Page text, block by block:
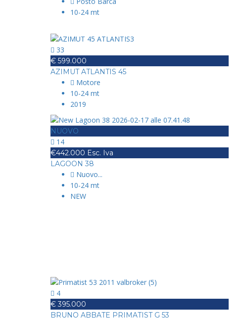
10-24 mt
33
€ 599.000
AZIMUT ATLANTIS 45
Motore
10-24 mt
2019
NUOVO
14
€442.000 Esc. Iva
LAGOON 38
Nuovo...
10-24 mt
NEW
4
€ 395.000
BRUNO ABBATE PRIMATIST G 53